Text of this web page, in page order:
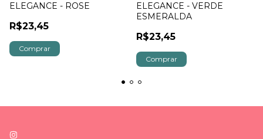
ELEGANCE - ROSE
R$23,45
ELEGANCE - VERDE
ESMERALDA
R$23,45